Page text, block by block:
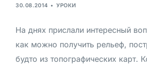
30.08.2014 УРОКИ
На днях прислали интересный
как можно получить рельеф,
будто из топографических карт.